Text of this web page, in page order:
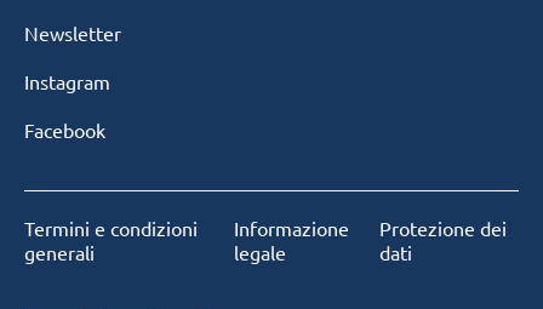
Newsletter
Instagram
Facebook
Termini e condizioni
generali
Informazione
legale
Protezione dei
dati